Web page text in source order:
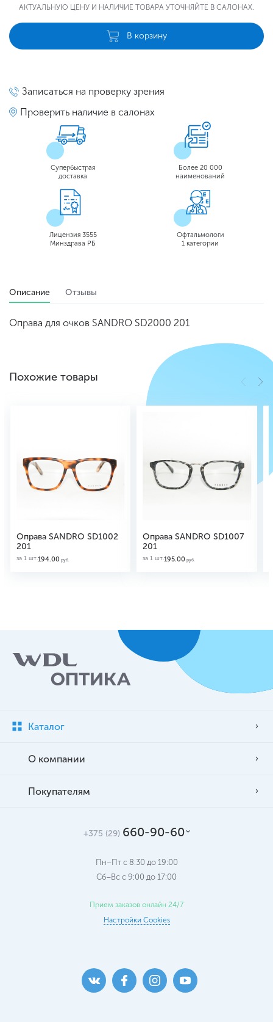
АКТУАЛЬНУЮ ЦЕНУ И НАЛИЧИЕ ТОВАРА УТОЧНЯЙТЕ В САЛОНАХ.
В корзину
Записаться на проверку зрения
Проверить наличие в салонах
Супербыстрая
доставка
Более 20 000
наименований
Лицензия 3555
Минздрава РБ
Офтальмологи
1 категории
Описание Отзывы
Оправа для очков SANDRO SD2000 201
Похожие товары
Оправа SANDRO SD1002
201
за 1 шт.194.00 руб.
Оправа SANDRO SD1007
201
за 1 шт.195.00 руб.
Каталог
О компании
Покупателям
+375 (29) 660-90-60
Пн–Пт с 8:30 до 19:00
Сб–Вс c 9:00 до 17:00
Прием заказов онлайн 24/7
Настройки Cookies